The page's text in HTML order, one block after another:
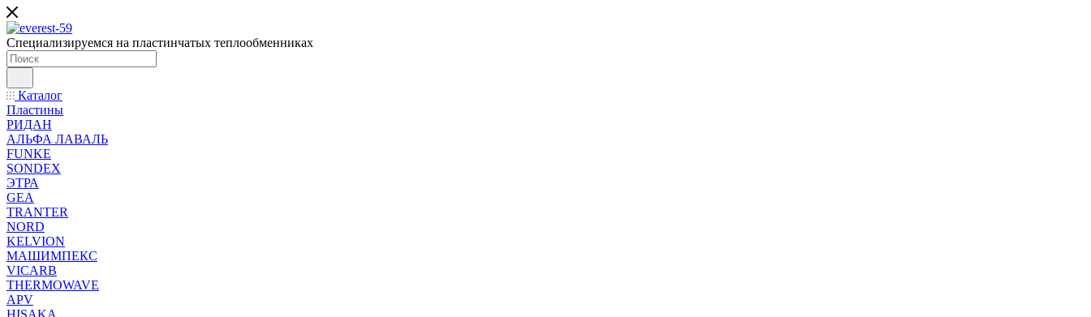
Специализируемся на пластинчатых теплообменниках
Каталог
Пластины
РИДАН
АЛЬФА ЛАВАЛЬ
FUNKE
SONDEX
ЭТРА
GEA
TRANTER
NORD
KELVION
МАШИМПЕКС
VICARB
THERMOWAVE
APV
HISAKA